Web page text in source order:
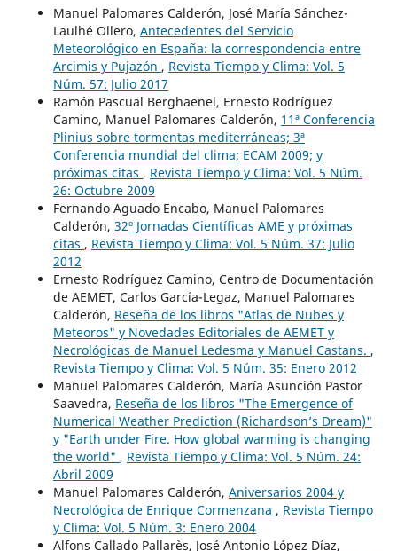
Manuel Palomares Calderón, José María Sánchez-
Laulhé Ollero, Antecedentes del Servicio
Meteorológico en España: la correspondencia entre
Arcimis y Pujazón , Revista Tiempo y Clima: Vol. 5
Núm. 57: Julio 2017
Ramón Pascual Berghaenel, Ernesto Rodríguez
Camino, Manuel Palomares Calderón, 11ª Conferencia
Plinius sobre tormentas mediterráneas; 3ª
Conferencia mundial del clima; ECAM 2009; y
próximas citas , Revista Tiempo y Clima: Vol. 5 Núm.
26: Octubre 2009
Fernando Aguado Encabo, Manuel Palomares
Calderón, 32º Jornadas Científicas AME y próximas
citas , Revista Tiempo y Clima: Vol. 5 Núm. 37: Julio
2012
Ernesto Rodríguez Camino, Centro de Documentación
de AEMET, Carlos García-Legaz, Manuel Palomares
Calderón, Reseña de los libros "Atlas de Nubes y
Meteoros" y Novedades Editoriales de AEMET y
Necrológicas de Manuel Ledesma y Manuel Castans. ,
Revista Tiempo y Clima: Vol. 5 Núm. 35: Enero 2012
Manuel Palomares Calderón, María Asunción Pastor
Saavedra, Reseña de los libros "The Emergence of
Numerical Weather Prediction (Richardson’s Dream)"
y "Earth under Fire. How global warming is changing
the world" , Revista Tiempo y Clima: Vol. 5 Núm. 24:
Abril 2009
Manuel Palomares Calderón, Aniversarios 2004 y
Necrológica de Enrique Cormenzana , Revista Tiempo
y Clima: Vol. 5 Núm. 3: Enero 2004
Alfons Callado Pallarès, José Antonio López Díaz,